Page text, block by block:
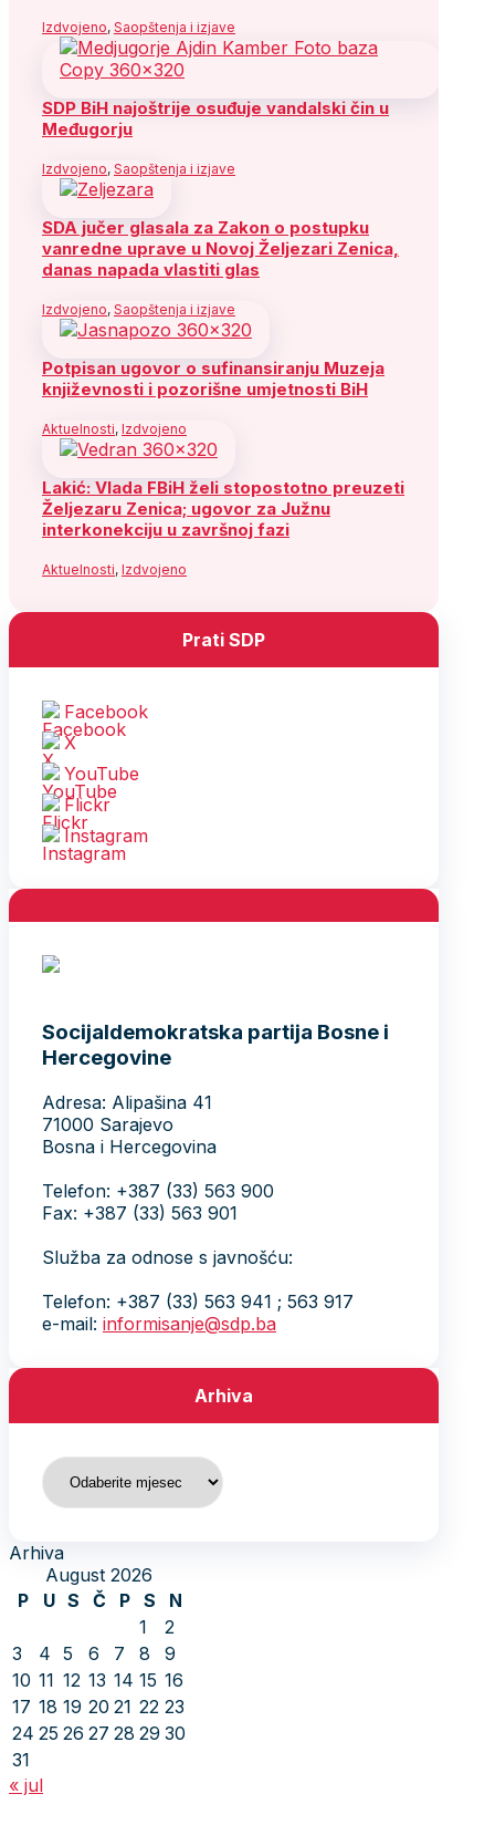
Izdvojeno, Saopštenja i izjave
SDP BiH najoštrije osuđuje vandalski čin u
Međugorju
Izdvojeno, Saopštenja i izjave
SDA jučer glasala za Zakon o postupku
vanredne uprave u Novoj Željezari Zenica,
danas napada vlastiti glas
Izdvojeno, Saopštenja i izjave
Potpisan ugovor o sufinansiranju Muzeja
književnosti i pozorišne umjetnosti BiH
Aktuelnosti, Izdvojeno
Lakić: Vlada FBiH želi stopostotno preuzeti
Željezaru Zenica; ugovor za Južnu
interkonekciju u završnoj fazi
Aktuelnosti, Izdvojeno
Prati SDP
Facebook
X
YouTube
Flickr
Instagram
Socijaldemokratska partija Bosne i
Hercegovine
Adresa: Alipašina 41
71000 Sarajevo
Bosna i Hercegovina
Telefon: +387 (33) 563 900
Fax: +387 (33) 563 901
Služba za odnose s javnošću:
Telefon: +387 (33) 563 941 ; 563 917
e-mail: informisanje@sdp.ba
Arhiva
Arhiva
Arhiva
August 2026
P
U S Č P S
N
1
2
3
4 5 6 7 8
9
10 11 12 13 14 15 16
17 18 19 20 21 22 23
24 25 26 27 28 29 30
31
« jul